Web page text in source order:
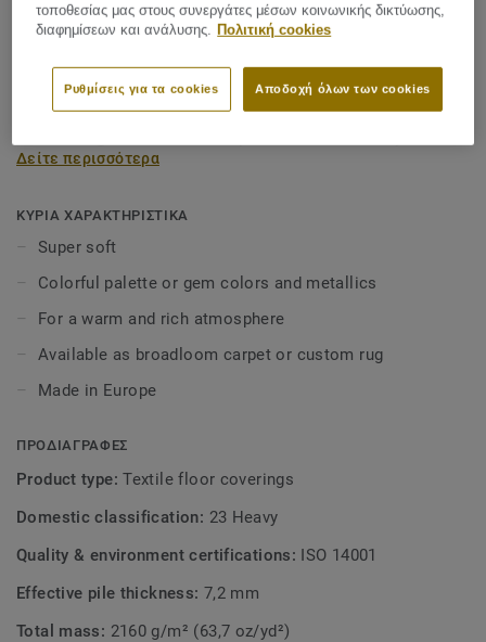
The Parade Palesse represents comfort and luxury in the
home - a perfect base for a combination with
contemporary modern materials such as wood, steel,
interior in a subtle way, and draw inspiration from the
titanium and silver. A combination with the Parade Palesse
creates a balanced interior, regardless of your style or
taste. From contemporary design to timeless classic, the
Parade Palesse ensures a warm and rich atmosphere.
Available as broadloom carpet or custom rug.
Δείτε περισσότερα
ΚΥΡΙΑ ΧΑΡΑΚΤΗΡΙΣΤΙΚΑ
Super soft
Colorful palette or gem colors and metallics
For a warm and rich atmosphere
Available as broadloom carpet or custom rug
Made in Europe
ΠΡΟΔΙΑΓΡΑΦΕΣ
Product type:Textile floor coverings
Domestic classification: 23 Heavy
Quality & environment certifications: ISO 14001
Effective pile thickness: 7,2 mm
Total mass: 2160 g/m² (63,7 oz/yd²)
τοποθεσίας μας στους συνεργάτες μέσων κοινωνικής δικτύωσης,
διαφημίσεων και ανάλυσης.
Πολιτική cookies
Αποδοχή όλων των cookies
Ρυθμίσεις για τα cookies